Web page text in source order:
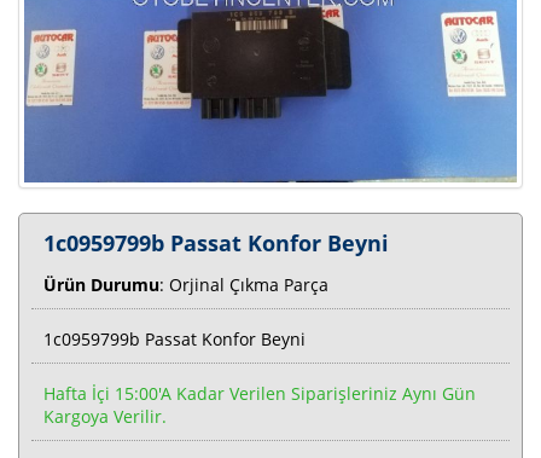
1c0959799b Passat Konfor Beyni
Ürün Durumu: Orjinal Çıkma Parça
1c0959799b Passat Konfor Beyni
Hafta İçi 15:00'a Kadar Verilen Siparişleriniz Aynı Gün
Kargoya Verilir.